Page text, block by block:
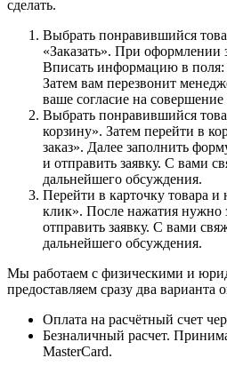
сделать.
Выбрать понравившийся
«Заказать». При оформлении
Вписать информацию в
Затем вам перезвонит
ваше согласие на
Выбрать понравившийся
корзину». Затем перейти в
заказ». Далее заполнить
и отправить заявку. С вами
дальнейшего обсуждения.
Перейти в карточку товара
клик». После нажатия нужно
отправить заявку. С вами
дальнейшего обсуждения.
Мы работаем с физическими и
предоставляем сразу два варианта
Оплата на расчётный счет
Безналичный расчет.
MasterCard.